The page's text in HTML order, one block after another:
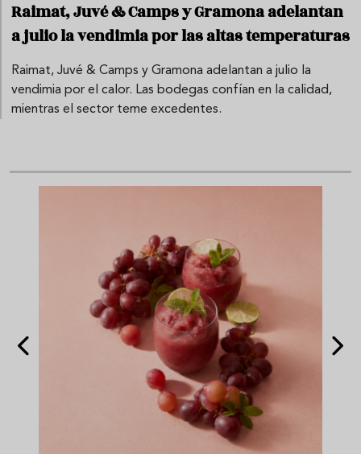
Raimat, Juvé & Camps y Gramona adelantan
a julio la vendimia por las altas temperaturas
Raimat, Juvé & Camps y Gramona adelantan a julio la
vendimia por el calor. Las bodegas confían en la calidad,
mientras el sector teme excedentes.